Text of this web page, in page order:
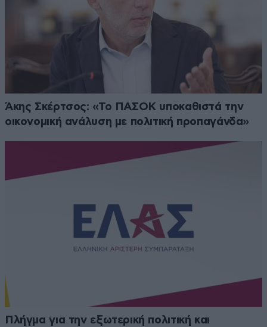
Άκης Σκέρτσος: «Το ΠΑΣΟΚ υποκαθιστά την
οικονομική ανάλυση με πολιτική προπαγάνδα»
Πλήγμα για την εξωτερική πολιτική και